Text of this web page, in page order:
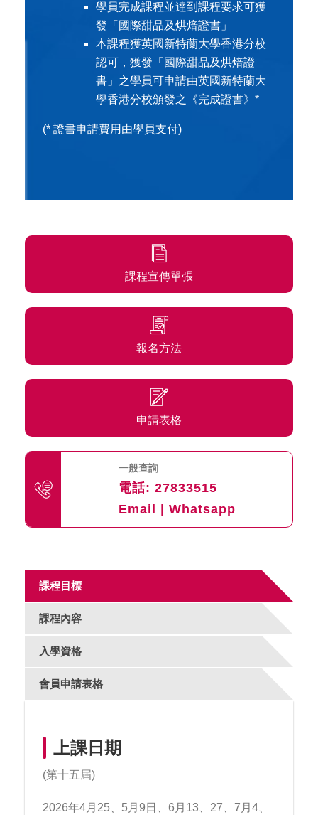
學員完成課程並達到課程要求可獲
發「國際甜品及烘焙證書」
本課程獲英國新特蘭大學香港分校
認可，獲發「國際甜品及烘焙證
書」之學員可申請由英國新特蘭大
學香港分校頒發之《完成證書》*
(* 證書申請費用由學員支付)
課程宣傳單張
報名方法
申請表格
一般查詢
電話: 27833515
Email
Whatsapp
課程目標
課程內容
入學資格
會員申請表格
上課日期
(第十五屆)
2026年4月25、5月9日、6月13、27、7月4、